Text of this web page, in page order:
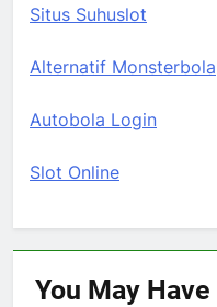
Situs Suhuslot
Alternatif Monsterbola
Autobola Login
Slot Online
You May Have